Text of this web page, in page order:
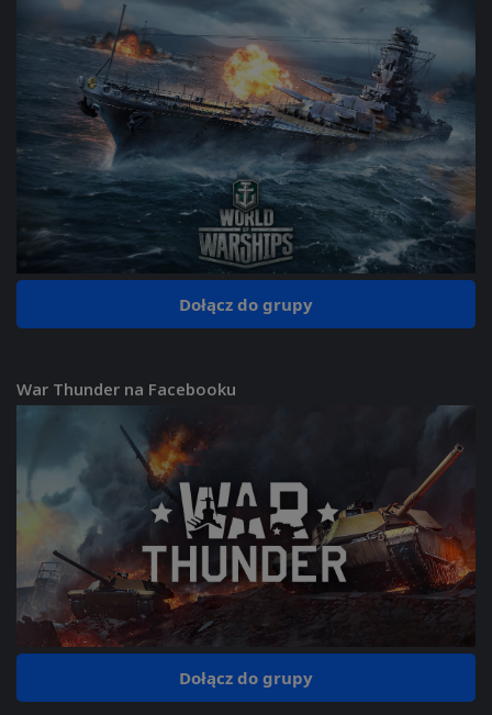
Dołącz do grupy
War Thunder na Facebooku
Dołącz do grupy